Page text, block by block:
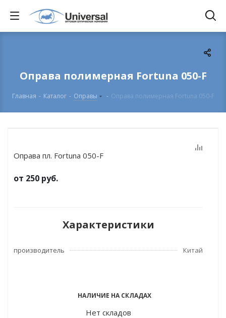
Оправа полимерная Fortuna 050-F
Главная - Каталог - Оправы - Оправа полимерная Fortuna 050-F
Оправа пл. Fortuna 050-F
от 250 руб.
Характеристики
производитель Китай
НАЛИЧИЕ НА СКЛАДАХ
Нет складов